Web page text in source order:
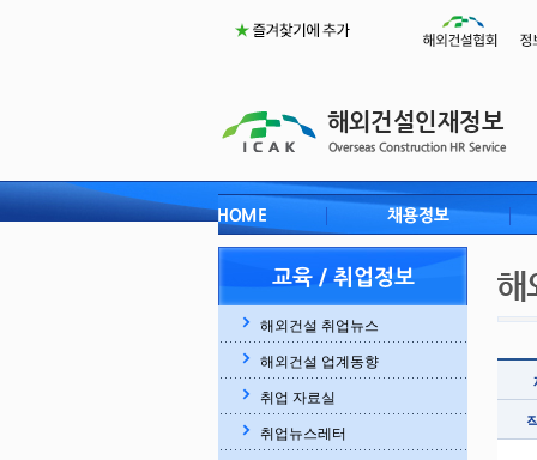
해외건설 취업뉴스
해외건설 업계동향
취업 자료실
취업뉴스레터